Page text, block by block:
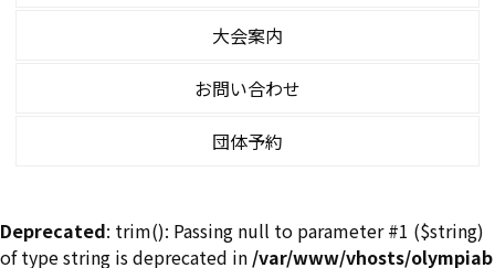
大会案内
お問い合わせ
団体予約
Deprecated: trim(): Passing null to parameter #1 ($string)
of type string is deprecated in /var/www/vhosts/olympiab